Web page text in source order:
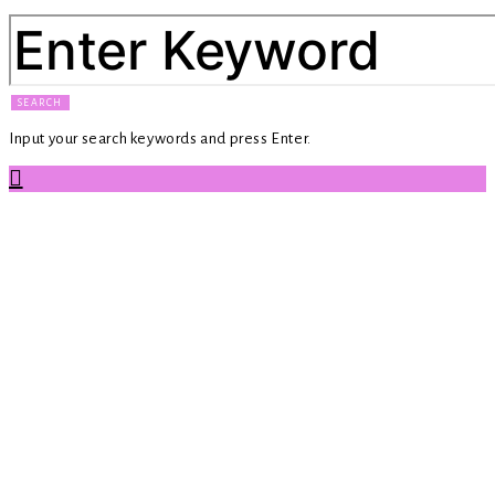
SEARCH
Input your search keywords and press Enter.